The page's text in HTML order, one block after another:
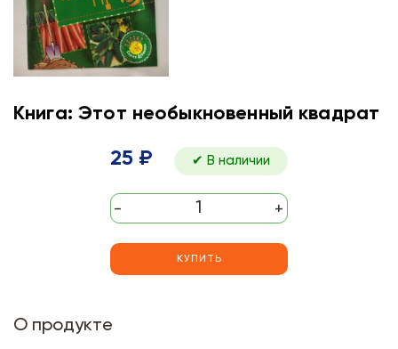
Книга: Этот необыкновенный квадрат
25 ₽ ✔ В наличии
- +
КУПИТЬ
О продукте